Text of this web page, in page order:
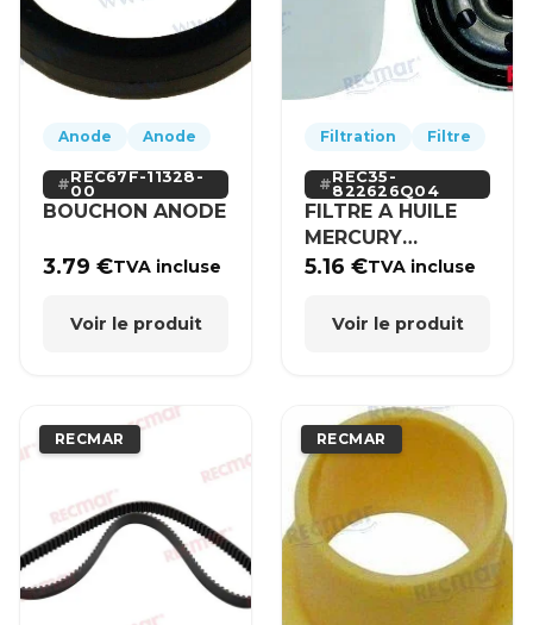
Anode Anode
REC67F-11328-
00
BOUCHON ANODE
3.79€TVA incluse
Voir le produit
Filtration Filtre
REC35-
822626Q04
FILTRE A HUILE
MERCURY
MERCRUISER
5.16€TVA incluse
Voir le produit
RECMAR RECMAR